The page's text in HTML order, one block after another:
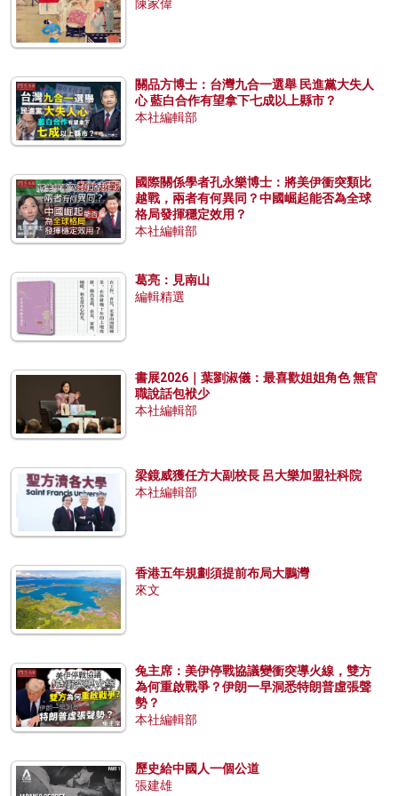
陳家偉
關品方博士：台灣九合一選舉 民進黨大失人
心 藍白合作有望拿下七成以上縣市？
本社編輯部
國際關係學者孔永樂博士：將美伊衝突類比
越戰，兩者有何異同？中國崛起能否為全球
格局發揮穩定效用？
本社編輯部
葛亮：見南山
編輯精選
書展2026｜葉劉淑儀：最喜歡姐姐角色 無官
職說話包袱少
本社編輯部
梁鏡威獲任方大副校長 呂大樂加盟社科院
本社編輯部
香港五年規劃須提前布局大鵬灣
來文
兔主席：美伊停戰協議變衝突導火線，雙方
為何重啟戰爭？伊朗一早洞悉特朗普虛張聲
勢？
本社編輯部
歷史給中國人一個公道
張建雄